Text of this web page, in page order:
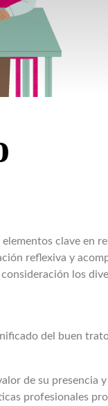
clave en
reflexiva y
los
del buen
de su
profesionales